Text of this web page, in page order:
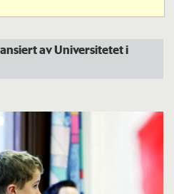
av Universitetet i